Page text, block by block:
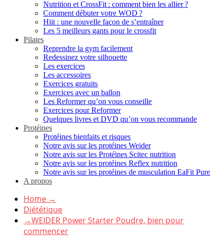
Nutrition et CrossFit : comment bien les allier ?
Comment débuter votre WOD ?
Hiit : une nouvelle façon de s’entraîner
Les 5 meilleurs gants pour le crossfit
Pilates
Reprendre la gym facilement
Redessinez votre silhouette
Les exercices
Les accessoires
Exercices gratuits
Exercices avec un ballon
Les Reformer qu’on vous conseille
Exercices pour Reformer
Quelques livres et DVD qu’on vous recommande
Protéines
Protéines bienfaits et risques
Notre avis sur les protéines Weider
Notre avis sur les Protéines Scitec nutrition
Notre avis sur les protéines Reflex nutrition
Notre avis sur les protéines de musculation EaFit Pure
A propos
Home →
Diététique
→WEIDER Power Starter Poudre, bien pour
commencer